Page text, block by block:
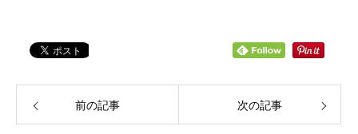
前の記事 次の記事